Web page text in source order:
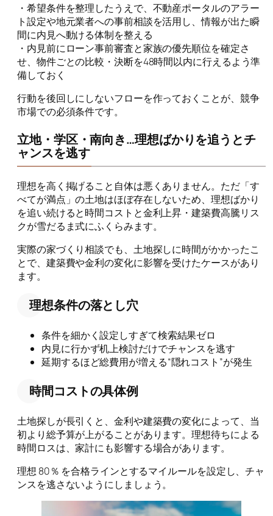
・希望条件を整理したうえで、不動産ポータルのアラー
ト設定や地元業者への事前相談を活用し、情報が出た瞬
間に内見へ動ける体制を整える
・内見前にローン事前審査と家族の優先順位を確定さ
せ、物件ごとの比較・決断を48時間以内に行えるよう準
備しておく
行動を後回しにしないフローを作っておくことが、競争
市場での必須条件です。
立地・学区・南向き…理想ばかりを追うとチ
ャンスを逃す
理想を高く掲げること自体は悪くありません。ただ「す
べてが満点」の土地はほぼ存在しないため、理想ばかり
を追い続けると時間コストと金利上昇・建築費高騰リス
クが雪だるま式にふくらみます。
実際の家づくり相談でも、土地探しに時間がかかったこ
とで、建築費や金利の変化に影響を受けたケースがあり
ます。
理想条件の落とし穴
条件を細かく設定しすぎて検索結果ゼロ
内見に行かず机上検討だけでチャンスを逃す
延期するほど総費用が増える“隠れコスト”が発生
時間コストの具体例
土地探しが長引くと、金利や建築費の変化によって、当
初より総予算が上がることがあります。理想待ちによる
時間ロスは、家計にも影響する場合があります。
理想 80％ を合格ラインとするマイルールを設定し、チャ
ンスを逃さないようにしましょう。